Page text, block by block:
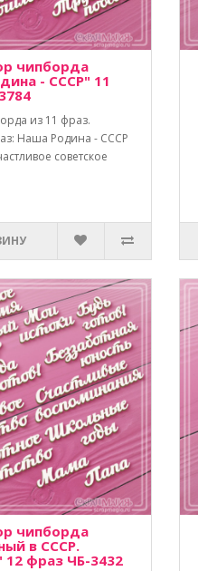
чипборда
- СССР" 11
из 11 фраз.
Наша Родина - СССР
советское
чипборда
в СССР.
12 фраз ЧБ-3432